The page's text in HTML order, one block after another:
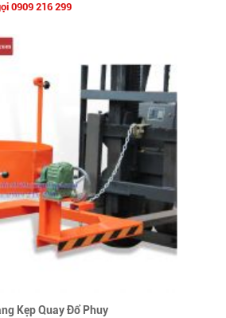
0909 216 299
Kẹp Quay Đổ Phuy